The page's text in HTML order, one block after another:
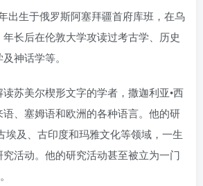
出生于俄罗斯阿塞拜疆首府库班，在乌
长后在伦敦大学攻读过考古学、历史
神话学等。
苏美尔楔形文字的学者，撒迦利亚•西
、塞姆语和欧洲的各种语言。他的研
埃及、古印度和玛雅文化等领域，一生
活动。他的研究活动甚至被立为一门